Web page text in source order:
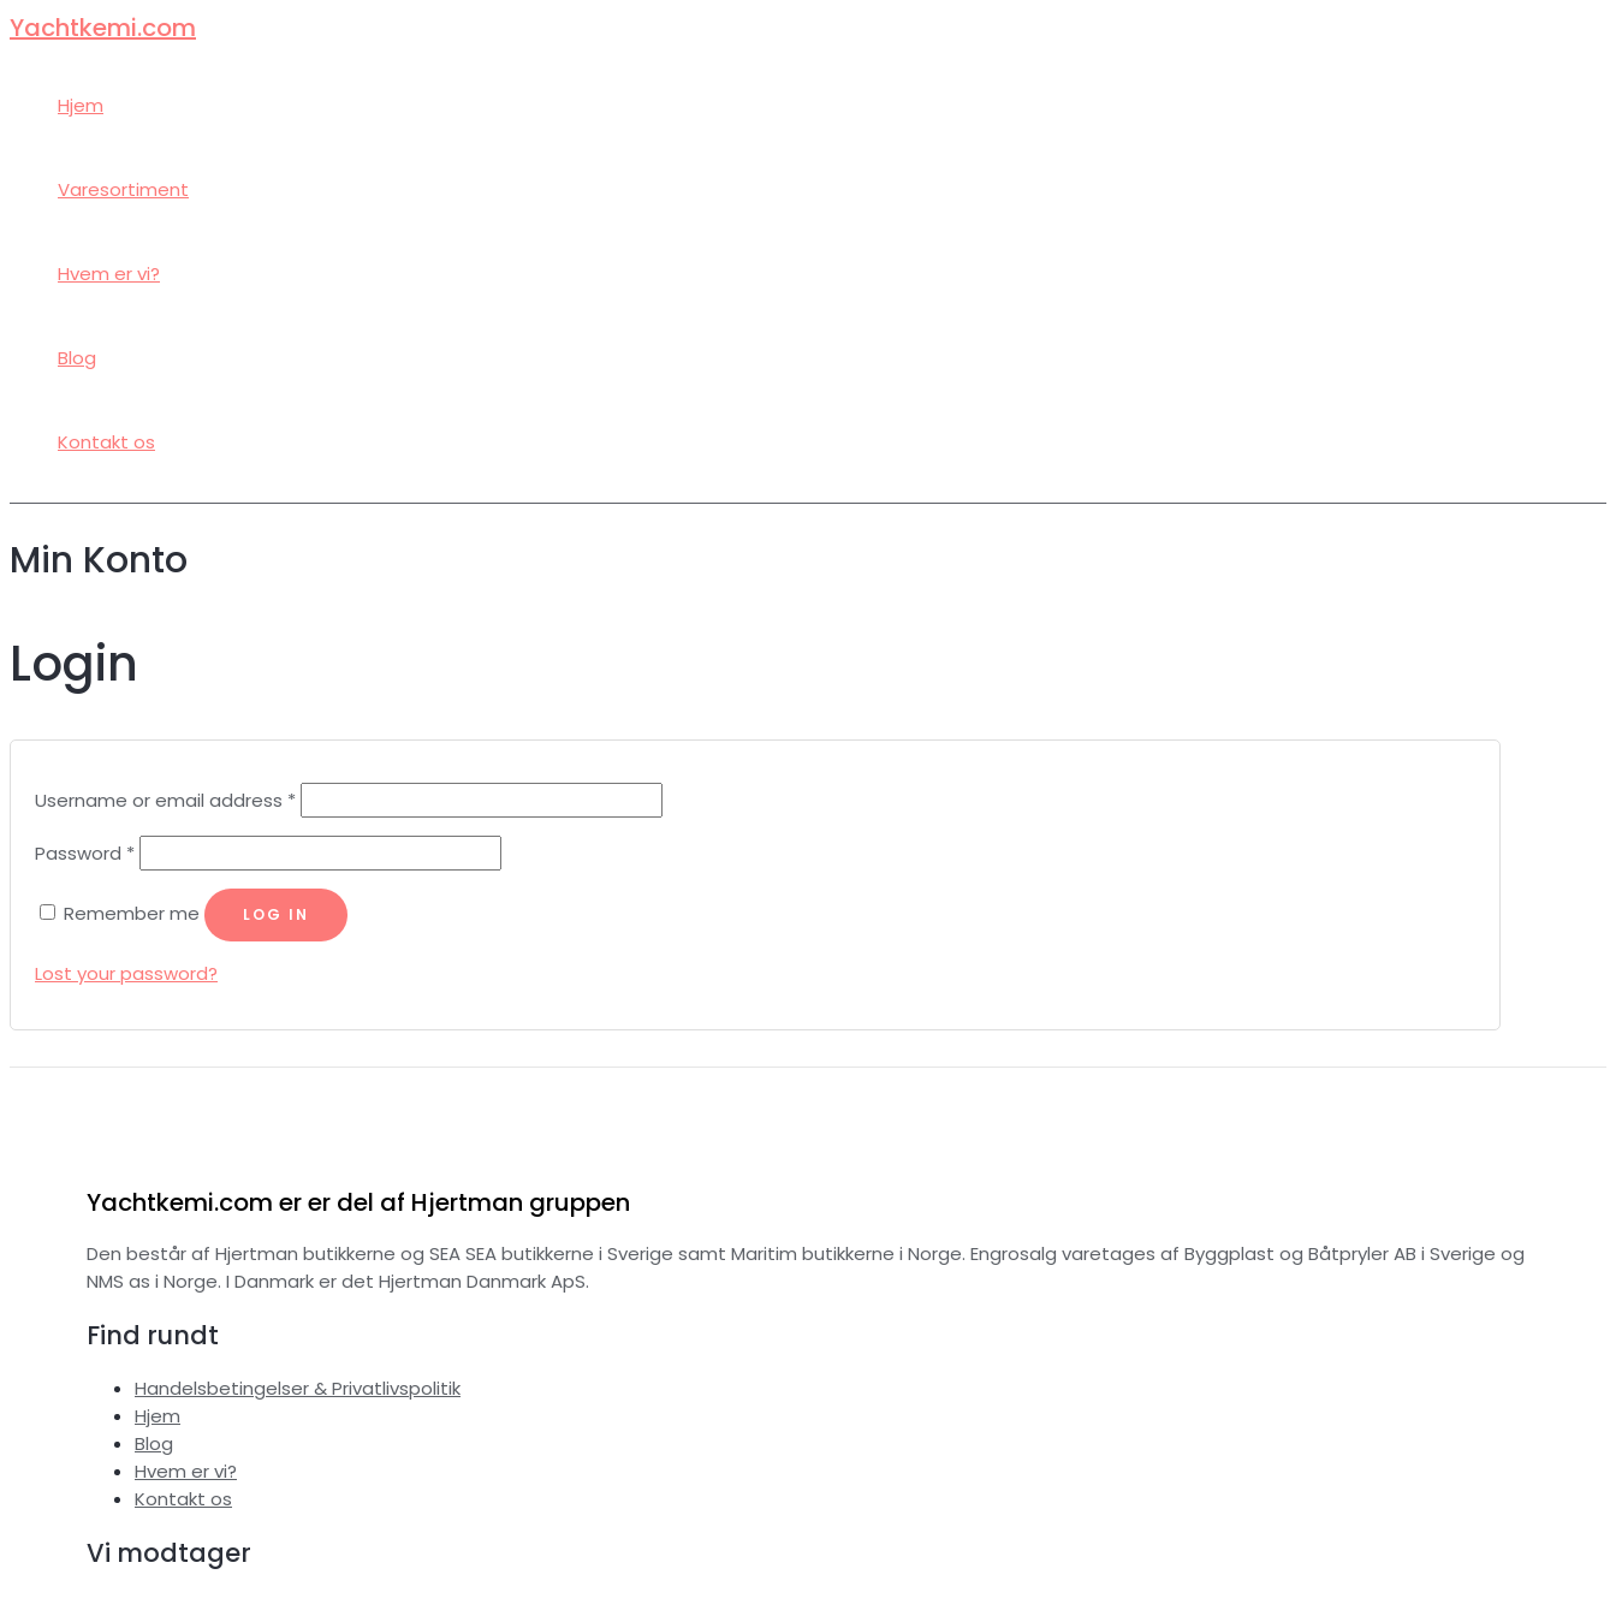
Gå
Yachtkemi.com
Hjem
Varesortiment
Hvem er vi?
Blog
Kontakt os
Min Konto
Login
Username or email address *
Password *
Remember me LOG IN
Lost your password?
Yachtkemi.com er er del af Hjertman gruppen
Den består af Hjertman butikkerne og SEA SEA butikkerne i Sverige samt Maritim butikkerne i Norge. Engrosalg varetages af Byggplast og Båtpryler AB i Sverige og
NMS as i Norge. I Danmark er det Hjertman Danmark ApS.
Find rundt
Handelsbetingelser & Privatlivspolitik
Hjem
Blog
Hvem er vi?
Kontakt os
Vi modtager